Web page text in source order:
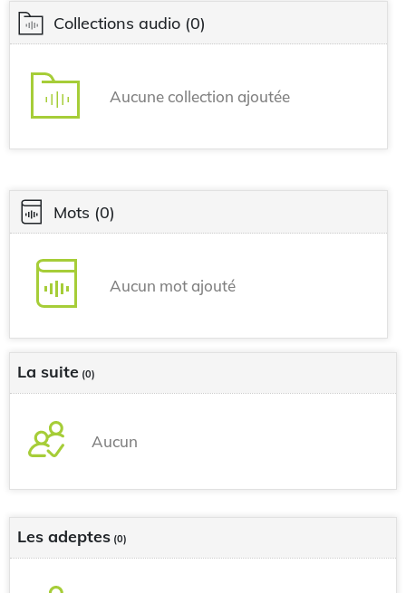
Collections audio (0)
Aucune collection ajoutée
Mots (0)
Aucun mot ajouté
La suite (0)
Aucun
Les adeptes (0)